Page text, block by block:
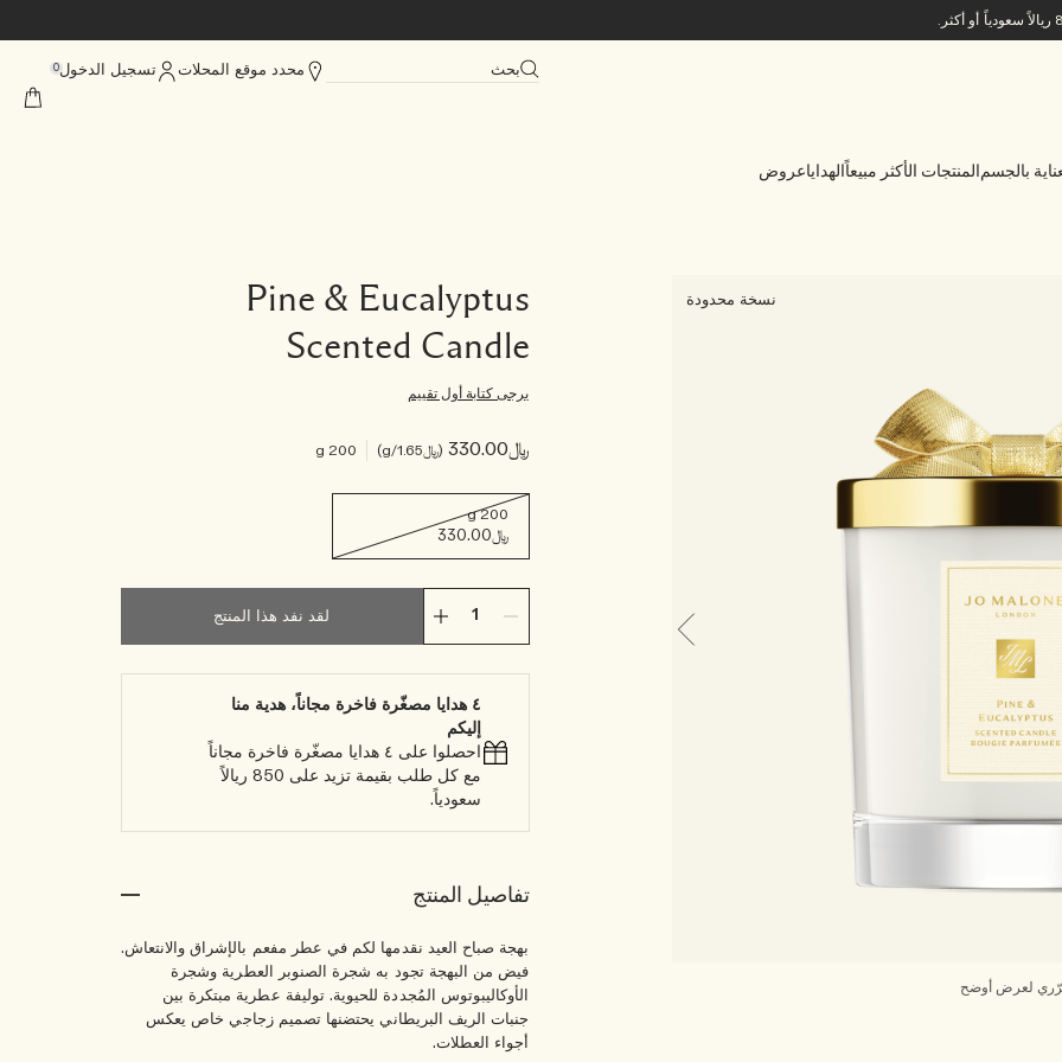
بحث محدد موقع المحلات تسجيل الدخول0
بالجسم المنتجات الأكثر مبيعاً الهداياعروض
Pine & Eucalyptus
Scented Candle
يرجى كتابة أول تقييم
نسخة محدودة
لعرض أوضح
﷼330.00 ﷼1.65 /g
200 g
200 g
﷼330.00
لقد نفد هذا المنتج
٤ هدايا مصغّرة فاخرة مجاناً، هدية منا
إليكم
احصلوا على ٤ هدايا مصغّرة فاخرة مجاناً
مع كل طلب بقيمة تزيد على 850 ريالاً
سعودياً.
تفاصيل المنتج
بهجة صباح العيد نقدمها لكم في عطر مفعم بالإشراق والانتعاش.
فيض من البهجة تجود به شجرة الصنوبر العطرية وشجرة
الأوكاليبوتوس المُجددة للحيوية. توليفة عطرية مبتكرة بين
جنبات الريف البريطاني يحتضنها تصميم زجاجي خاص يعكس
أجواء العطلات.